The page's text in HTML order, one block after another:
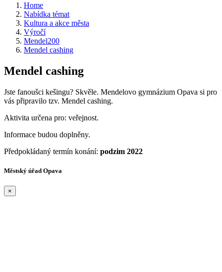
Home
Nabídka témat
Kultura a akce města
Výročí
Mendel200
Mendel cashing
Mendel cashing
Jste fanoušci kešingu? Skvěle. Mendelovo gymnázium Opava si pro
vás připravilo tzv. Mendel cashing.
Aktivita určena pro: veřejnost.
Informace budou doplněny.
Předpokládaný termín konání: podzim 2022
Městský úřad Opava
×